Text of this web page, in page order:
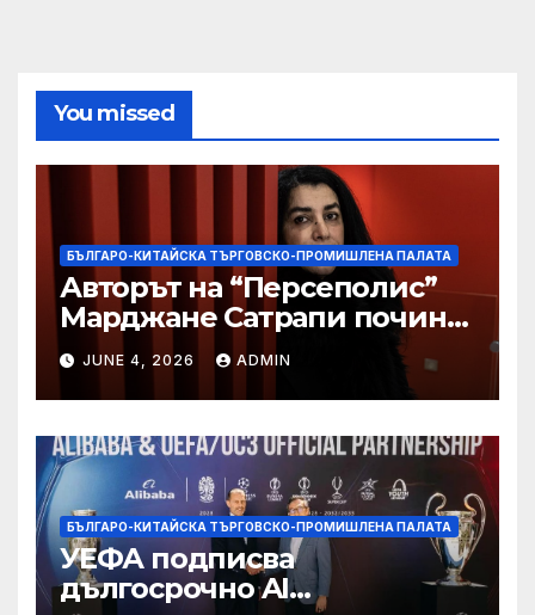
You missed
БЪЛГАРО-КИТАЙСКА ТЪРГОВСКО-ПРОМИШЛЕНА ПАЛАТА
Авторът на “Персеполис”
Марджане Сатрапи почина
“от тъга” на 56 години
JUNE 4, 2026 ADMIN
БЪЛГАРО-КИТАЙСКА ТЪРГОВСКО-ПРОМИШЛЕНА ПАЛАТА
УЕФА подписва
дългосрочно AI